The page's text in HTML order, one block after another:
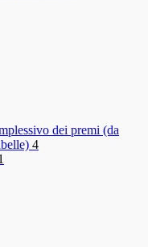
dei premi (da
4